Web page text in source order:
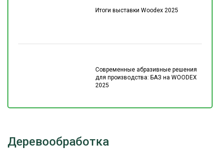
Итоги выставки Woodex 2025
Современные абразивные решения
для производства: БАЗ на WOODEX
2025
Деревообработка